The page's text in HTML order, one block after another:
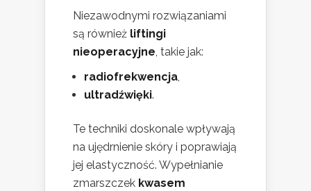
Niezawodnymi rozwiązaniami
są również liftingi
nieoperacyjne, takie jak:
radiofrekwencja,
ultradźwięki.
Te techniki doskonale wpływają
na ujędrnienie skóry i poprawiają
jej elastyczność. Wypełnianie
zmarszczek kwasem